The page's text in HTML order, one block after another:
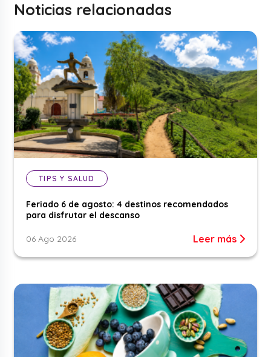
Noticias relacionadas
TIPS Y SALUD
Feriado 6 de agosto: 4 destinos recomendados
para disfrutar el descanso
06 Ago 2026 Leer más